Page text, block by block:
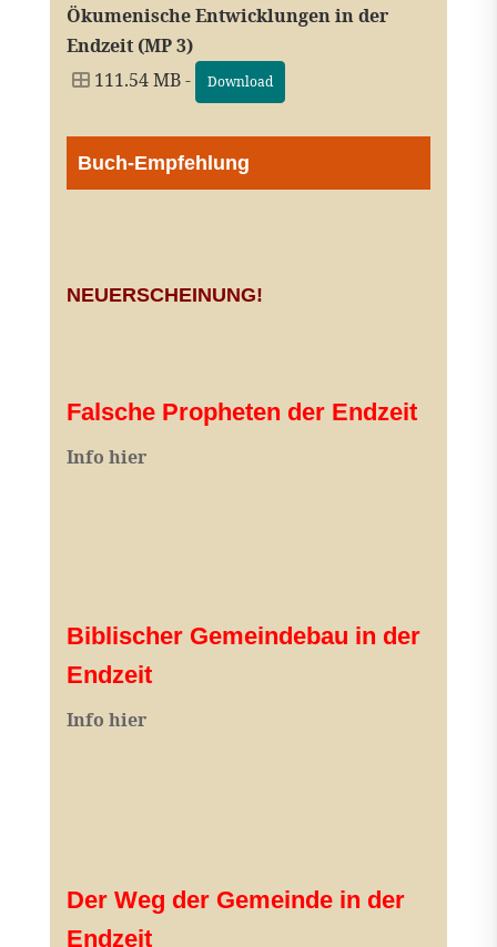
Ökumenische Entwicklungen in der
Endzeit (MP 3)
111.54 MB -
Download
Buch-Empfehlung
NEUERSCHEINUNG!
Falsche Propheten der Endzeit
Info hier
Biblischer Gemeindebau in der
Endzeit
Info hier
Der Weg der Gemeinde in der
Endzeit